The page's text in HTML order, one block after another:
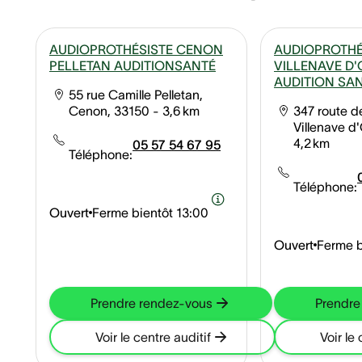
AUDIOPROTHÉSISTE CENON
PELLETAN AUDITIONSANTÉ
55 rue Camille Pelletan,
Cenon, 33150 - 3,6 km
Téléphone:
05 57 54 67 95
Ouvert Ferme bientôt 13:00
Prendre rendez-vous
Voir le centre auditif
VILLENAVE
AUDITION
347 route
Villenave
4,2 km
Téléphone:
Ouvert Ferme
Voir le